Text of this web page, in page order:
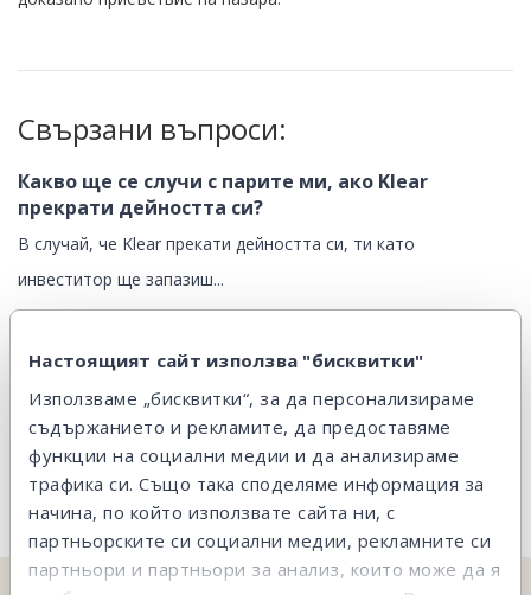
Настоящият сайт използва "бисквитки"
Използваме „бисквитки“, за да персонализираме
съдържанието и рекламите, да предоставяме
функции на социални медии и да анализираме
трафика си. Също така споделяме информация за
начина, по който използвате сайта ни, с
партньорските си социални медии, рекламните си
партньори и партньори за анализ, които може да я
Свързани въпроси:
Какво ще се случи с парите ми, ако Klear
прекрати дейността си?
В случай, че Klear прекати дейността си, ти като
инвеститор ще запазиш...
Какво се случва, ако кредитополучателят
Въпреки прецизния подбор на кредитополучателите и
напомнянето за...